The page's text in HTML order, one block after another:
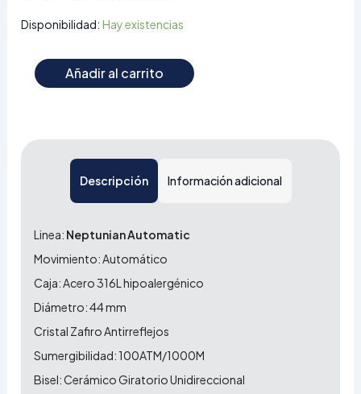
Disponibilidad: Hay existencias
Añadir al carrito
Descripción Información adicional
Linea: Neptunian Automatic
Movimiento: Automático
Caja: Acero 316L hipoalergénico
Diámetro: 44 mm
Cristal Zafiro Antirreflejos
Sumergibilidad: 100ATM/1000M
Bisel: Cerámico Giratorio Unidireccional